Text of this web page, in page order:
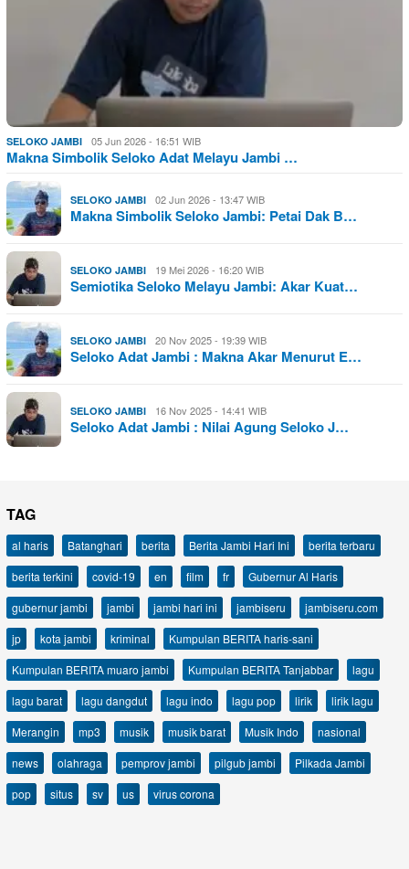
SELOKO JAMBI 05 Jun 2026 - 16:51 WIB
Makna Simbolik Seloko Adat Melayu Jambi …
SELOKO JAMBI 02 Jun 2026 - 13:47 WIB
Makna Simbolik Seloko Jambi: Petai Dak B…
SELOKO JAMBI 19 Mei 2026 - 16:20 WIB
Semiotika Seloko Melayu Jambi: Akar Kuat…
SELOKO JAMBI 20 Nov 2025 - 19:39 WIB
Seloko Adat Jambi : Makna Akar Menurut E…
SELOKO JAMBI 16 Nov 2025 - 14:41 WIB
Seloko Adat Jambi : Nilai Agung Seloko J…
TAG
al haris Batanghari berita Berita Jambi Hari Ini
berita terbaru
berita terkini
covid-19 en film fr
Gubernur Al Haris
gubernur jambi
jambi jambi hari ini jambiseru
jambiseru.com
jp
kota jambi kriminal
Kumpulan BERITA haris-sani
Kumpulan BERITA muaro jambi
Kumpulan BERITA Tanjabbar
lagu
lagu barat
lagu dangdut lagu indo lagu pop lirik
lirik lagu
Merangin
mp3 musik musik barat Musik Indo
nasional
news
olahraga pemprov jambi pilgub jambi
Pilkada Jambi
pop
situs sv us virus corona